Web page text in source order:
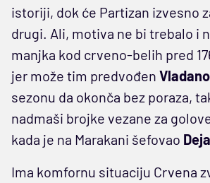
istoriji, dok će Partizan izvesno
drugi. Ali, motiva ne bi trebalo i
manjka kod crveno-belih pred
jer može tim predvođen
sezonu da okonča bez poraza,
nadmaši brojke vezane za
kada je na Marakani šefovao
Ima komfornu situaciju Crvena